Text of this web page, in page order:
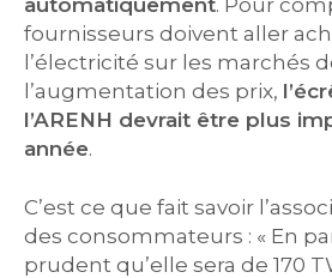
automatiquement. Pour
fournisseurs doivent aller
l’électricité sur les marchés
l’augmentation des prix,
l’ARENH devrait être plus
année.
C’est ce que fait savoir
des consommateurs : « En
prudent qu’elle sera de 170